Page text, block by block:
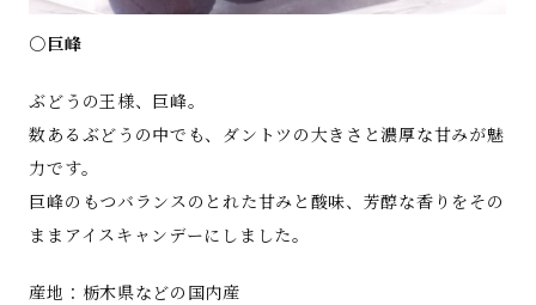
○巨峰
ぶどうの王様、巨峰。
数あるぶどうの中でも、ダントツの大きさと濃厚な甘みが魅
力です。
巨峰のもつバランスのとれた甘みと酸味、芳醇な香りをその
ままアイスキャンデーにしました。
産地：栃木県などの国内産